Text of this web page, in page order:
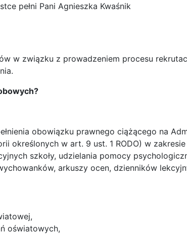
pełni Pani Agnieszka Kwaśnik
w związku z prowadzeniem procesu
obowiązku prawnego ciążącego na
określonych w art. 9 ust. 1 RODO) w
szkoły, udzielania pomocy
arkuszy ocen, dzienników
oświatowych,